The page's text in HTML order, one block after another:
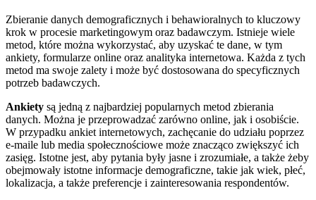
Zbieranie danych demograficznych i behawioralnych to kluczowy
krok w procesie marketingowym oraz badawczym. Istnieje wiele
metod, które można wykorzystać, aby uzyskać te dane, w tym
ankiety, formularze online oraz analityka internetowa. Każda z tych
metod ma swoje zalety i może być dostosowana do specyficznych
potrzeb badawczych.
Ankiety są jedną z najbardziej popularnych metod zbierania
danych. Można je przeprowadzać zarówno online, jak i osobiście.
W przypadku ankiet internetowych, zachęcanie do udziału poprzez
e-maile lub media społecznościowe może znacząco zwiększyć ich
zasięg. Istotne jest, aby pytania były jasne i zrozumiałe, a także żeby
obejmowały istotne informacje demograficzne, takie jak wiek, płeć,
lokalizacja, a także preferencje i zainteresowania respondentów.